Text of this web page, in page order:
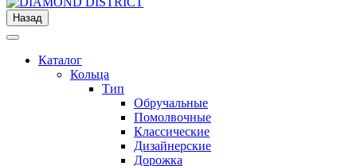
Назад
Каталог
Кольца
Тип
Обручальные
Помолвочные
Классические
Дизайнерские
Дорожка